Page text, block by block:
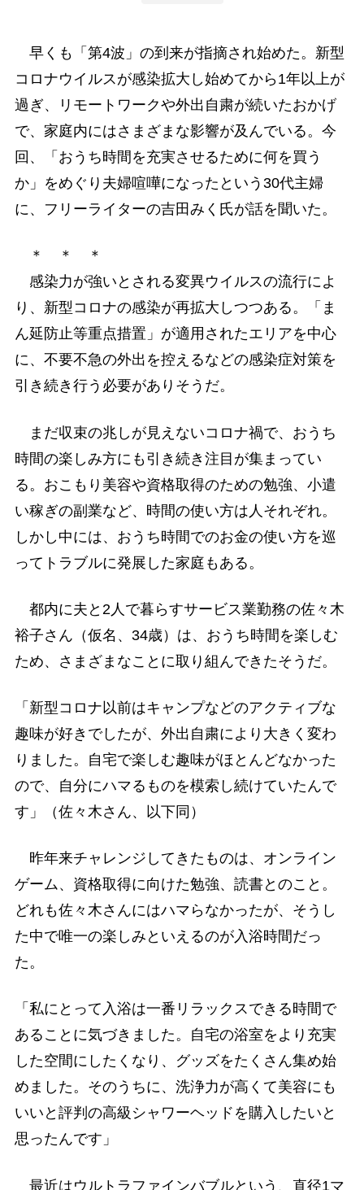
早くも「第4波」の到来が指摘され始めた。新型
コロナウイルスが感染拡大し始めてから1年以上が
過ぎ、リモートワークや外出自粛が続いたおかげ
で、家庭内にはさまざまな影響が及んでいる。今
回、「おうち時間を充実させるために何を買う
か」をめぐり夫婦喧嘩になったという30代主婦
に、フリーライターの吉田みく氏が話を聞いた。
＊ ＊ ＊
感染力が強いとされる変異ウイルスの流行によ
り、新型コロナの感染が再拡大しつつある。「ま
ん延防止等重点措置」が適用されたエリアを中心
に、不要不急の外出を控えるなどの感染症対策を
引き続き行う必要がありそうだ。
まだ収束の兆しが見えないコロナ禍で、おうち
時間の楽しみ方にも引き続き注目が集まってい
る。おこもり美容や資格取得のための勉強、小遣
い稼ぎの副業など、時間の使い方は人それぞれ。
しかし中には、おうち時間でのお金の使い方を巡
ってトラブルに発展した家庭もある。
都内に夫と2人で暮らすサービス業勤務の佐々木
裕子さん（仮名、34歳）は、おうち時間を楽しむ
ため、さまざまなことに取り組んできたそうだ。
「新型コロナ以前はキャンプなどのアクティブな
趣味が好きでしたが、外出自粛により大きく変わ
りました。自宅で楽しむ趣味がほとんどなかった
ので、自分にハマるものを模索し続けていたんで
す」（佐々木さん、以下同）
昨年来チャレンジしてきたものは、オンライン
ゲーム、資格取得に向けた勉強、読書とのこと。
どれも佐々木さんにはハマらなかったが、そうし
た中で唯一の楽しみといえるのが入浴時間だっ
た。
「私にとって入浴は一番リラックスできる時間で
あることに気づきました。自宅の浴室をより充実
した空間にしたくなり、グッズをたくさん集め始
めました。そのうちに、洗浄力が高くて美容にも
いいと評判の高級シャワーヘッドを購入したいと
思ったんです」
最近はウルトラファインバブルという、直径1マ